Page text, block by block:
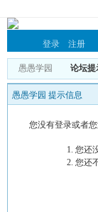
登录 注册
愚愚学园 论坛提
愚愚学园 提示信息
您没有登录或者
您还
您还